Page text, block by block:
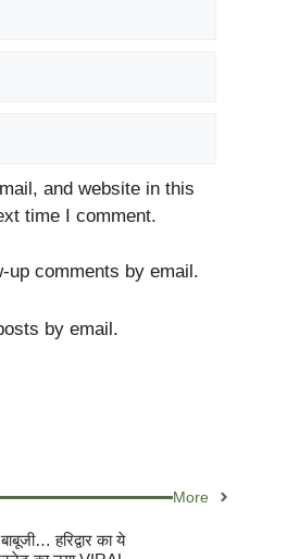
and website in this
time I comment.
up comments by email.
by email.
More
हरिद्वार का ये